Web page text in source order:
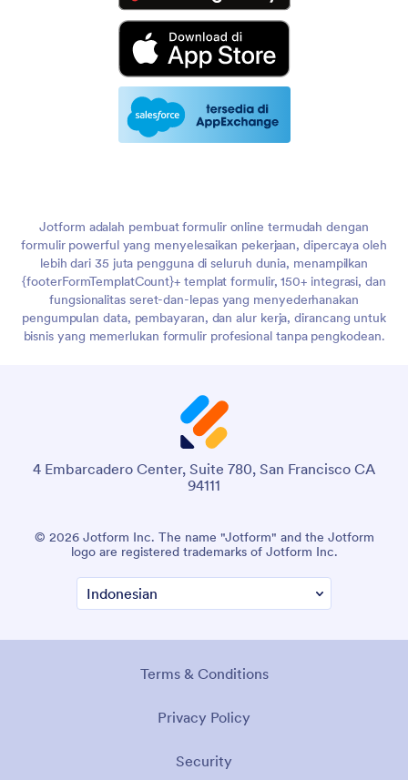
Jotform adalah pembuat formulir online termudah dengan
formulir powerful yang menyelesaikan pekerjaan, dipercaya oleh
lebih dari 35 juta pengguna di seluruh dunia, menampilkan
{footerFormTemplatCount}+ templat formulir, 150+ integrasi, dan
fungsionalitas seret-dan-lepas yang menyederhanakan
pengumpulan data, pembayaran, dan alur kerja, dirancang untuk
bisnis yang memerlukan formulir profesional tanpa pengkodean.
4 Embarcadero Center, Suite 780, San Francisco CA
94111
© 2026 Jotform Inc. The name "Jotform" and the Jotform
logo are registered trademarks of Jotform Inc.
Terms & Conditions
Privacy Policy
Security